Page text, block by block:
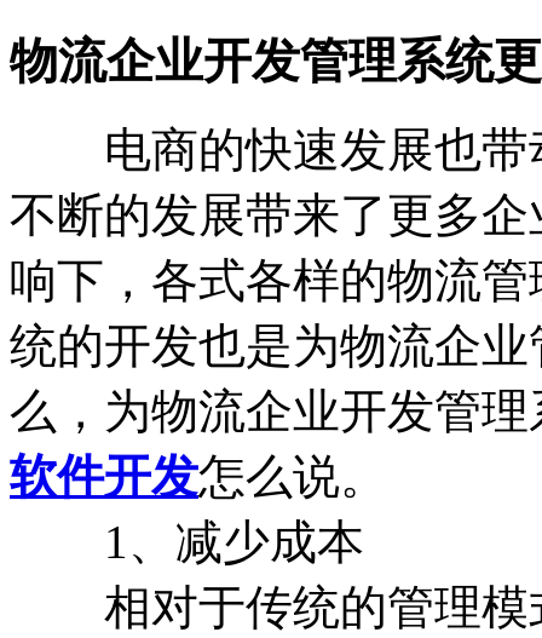
物流企业开发管理系统
电商的快速发展也带
不断的发展带来了更多
响下，各式各样的物流
统的开发也是为物流企
么，为物流企业开发管
软件开发怎么说。
1、减少成本
相对于传统的管理模